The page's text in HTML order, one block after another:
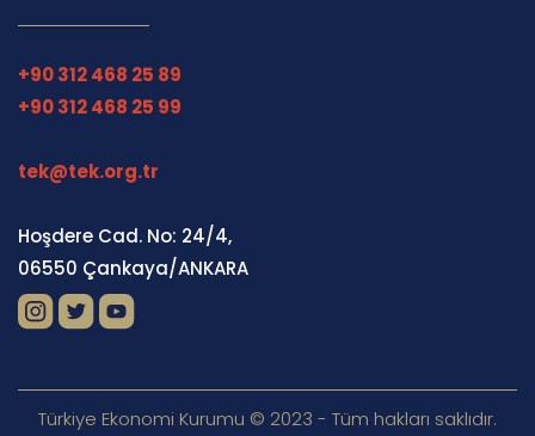
+90 312 468 25 89
+90 312 468 25 99
tek@tek.org.tr
Hoşdere Cad. No: 24/4,
06550 Çankaya/ANKARA
Türkiye Ekonomi Kurumu © 2023 - Tüm hakları saklıdır.